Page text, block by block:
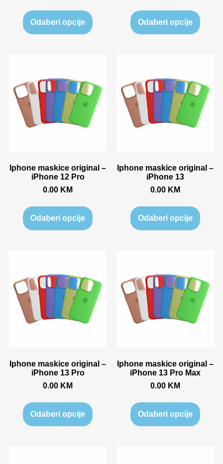
Odaberi opcije Odaberi opcije
Iphone maskice original –
iPhone 12 Pro
0.00 KM
Odaberi opcije
Iphone maskice original –
iPhone 13
0.00 KM
Odaberi opcije
Iphone maskice original –
iPhone 13 Pro
0.00 KM
Odaberi opcije
Iphone maskice original –
iPhone 13 Pro Max
0.00 KM
Odaberi opcije